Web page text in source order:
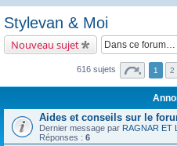
Stylevan & Moi
Nouveau sujet
616 sujets 1 2
Aides et conseils sur le
Dernier message par RAGNAR ET
Réponses : 6